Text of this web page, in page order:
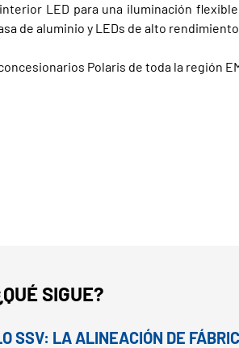
LED para una iluminación
de aluminio y LEDs de alto
Polaris de toda la región
SIGUE?
SSV: LA ALINEACIÓN DE